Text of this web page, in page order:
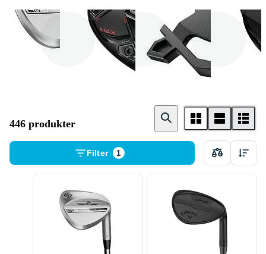
Putter
446 produkter
Filter 1